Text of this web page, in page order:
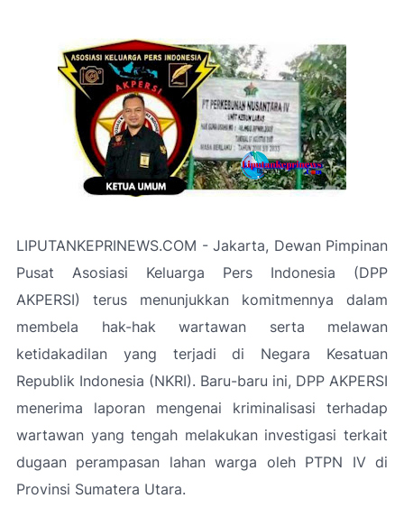
LIPUTANKEPRINEWS.COM - Jakarta, Dewan Pimpinan
Pusat Asosiasi Keluarga Pers Indonesia (DPP
AKPERSI) terus menunjukkan komitmennya dalam
membela hak-hak wartawan serta melawan
ketidakadilan yang terjadi di Negara Kesatuan
Republik Indonesia (NKRI). Baru-baru ini, DPP AKPERSI
menerima laporan mengenai kriminalisasi terhadap
wartawan yang tengah melakukan investigasi terkait
dugaan perampasan lahan warga oleh PTPN IV di
Provinsi Sumatera Utara.